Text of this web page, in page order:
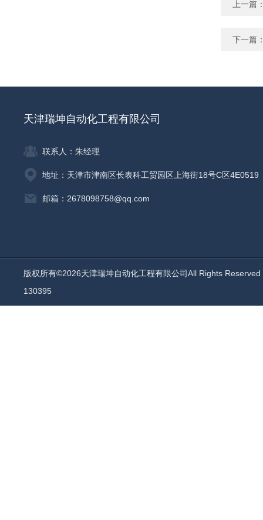
上一篇
下一篇
天津瑞坤自动化工程有限公司
联系人：朱经理
地址：天津市津南区长表科工贸园区上海街18号C区4E0519
邮箱：2678098758@qq.com
版权所有©2026天津瑞坤自动化工程有限公司All Rights
130395